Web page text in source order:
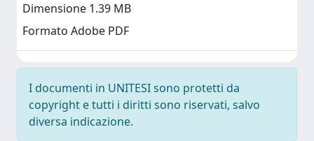
Dimensione 1.39 MB
Formato Adobe PDF
I documenti in UNITESI sono protetti da
copyright e tutti i diritti sono riservati, salvo
diversa indicazione.